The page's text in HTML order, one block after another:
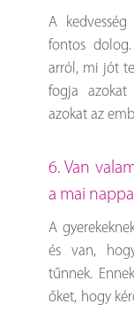
A
fontos
arról, mi jót
fogja
azokat az
6. Van
a mai
A
és van,
tűnnek.
őket, hogy